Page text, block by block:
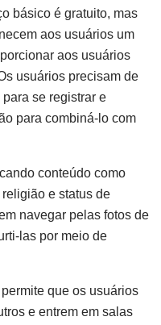
básico é gratuito, mas
aos usuários um
aos usuários
usuários precisam de
se registrar e
para combiná-lo com
conteúdo como
e status de
navegar pelas fotos de
las por meio de
que os usuários
e entrem em salas